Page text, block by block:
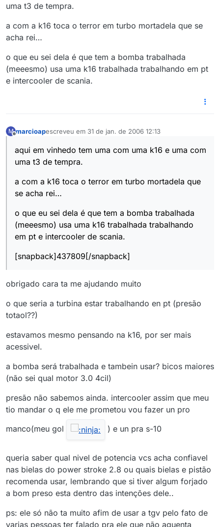
uma t3 de tempra.
a com a k16 toca o terror em turbo mortadela que se
acha rei…
o que eu sei dela é que tem a bomba trabalhada
(meeesmo) usa uma k16 trabalhada trabalhando em pt
e intercooler de scania.
M marcioapescreveu em 31 de jan. de 2006 12:13
última edição por
aqui em vinhedo tem uma com uma k16 e uma com
uma t3 de tempra.
a com a k16 toca o terror em turbo mortadela que
se acha rei…
o que eu sei dela é que tem a bomba trabalhada
(meeesmo) usa uma k16 trabalhada trabalhando
em pt e intercooler de scania.
[snapback]437809[/snapback]
obrigado cara ta me ajudando muito
o que seria a turbina estar trabalhando en pt (presão
totaol??)
estavamos mesmo pensando na k16, por ser mais
acessivel.
a bomba será trabalhada e tambein usar? bicos maiores
(não sei qual motor 3.0 4cil)
presão não sabemos ainda. intercooler assim que meu
tio mandar o q ele me prometou vou fazer un pro
manco(meu gol
) e un pra s-10
queria saber qual nivel de potencia vcs acha confiavel
nas bielas do power stroke 2.8 ou quais bielas e pistão
recomenda usar, lembrando que si tiver algum forjado
a bom preso esta dentro das intenções dele..
ps: ele só não ta muito afim de usar a tgv pelo fato de
varias pessoas ter falado pra ele que não aguenta